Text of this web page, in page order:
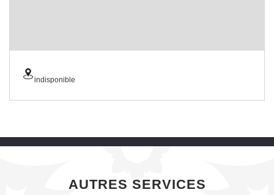
indisponible
AUTRES SERVICES